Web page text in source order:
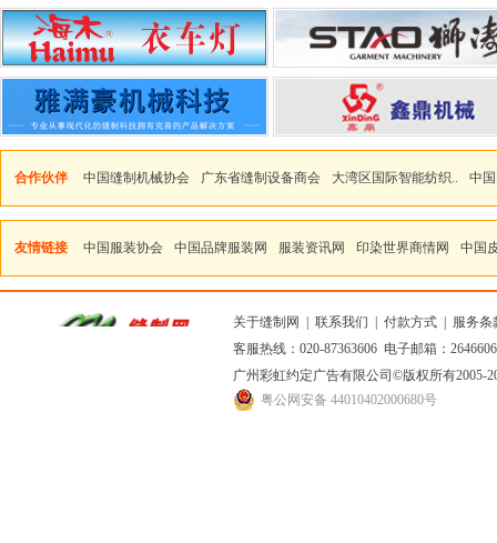
合作伙伴 中国缝制机械协会 广东省缝制设备商会 大湾区国际智能纺织.. 中
友情链接 中国服装协会 中国品牌服装网 服装资讯网 印染世界商情网 中国
关于缝制网 联系我们 付款方式
服务条
客服热线：020-87363606 电子邮箱：
广州彩虹约定广告有限公司 ©版权所有2005-
粤公网安备 44010402000680号